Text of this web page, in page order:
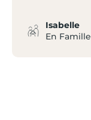
Isabelle
En Famille